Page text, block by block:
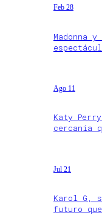
Feb 28
Madonna
Ago 11
Katy
cercanía
Jul 21
Karol
futuro